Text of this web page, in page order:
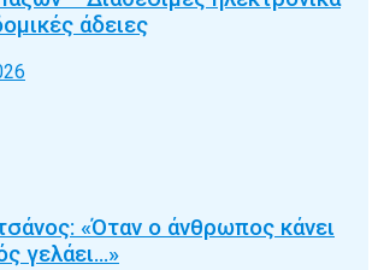
άδειες
«Όταν ο άνθρωπος κάνει
γελάει…»